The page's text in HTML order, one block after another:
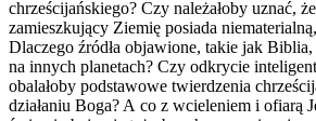
chrześcijańskiego? Czy należałoby uznać,
zamieszkujący Ziemię posiada
Dlaczego źródła objawione, takie jak
na innych planetach? Czy odkrycie
obalałoby podstawowe twierdzenia
działaniu Boga? A co z wcieleniem i ofiarą